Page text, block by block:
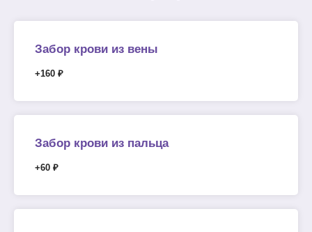
Забор крови из вены
+160 ₽
Забор крови из пальца
+60 ₽